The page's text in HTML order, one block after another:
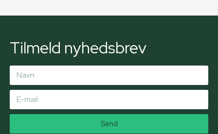
Tilmeld nyhedsbrev
Send